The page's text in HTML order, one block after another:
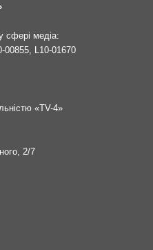
сфері медіа:
00855, L10-01670
«TV-4»
2/7